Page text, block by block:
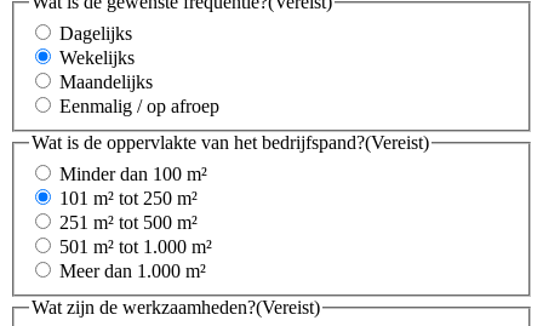
Dagelijks
Wekelijks
Maandelijks
Eenmalig / op afroep
Wat is de oppervlakte van het bedrijfspand?(Vereist)
Minder dan 100 m²
101 m² tot 250 m²
251 m² tot 500 m²
501 m² tot 1.000 m²
Meer dan 1.000 m²
Wat zijn de werkzaamheden?(Vereist)